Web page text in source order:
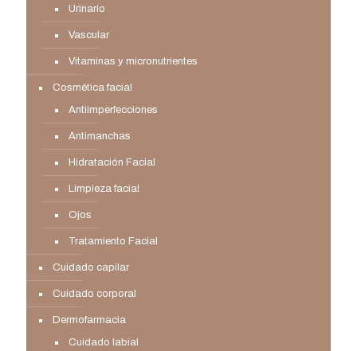
Urinario
Vascular
Vitaminas y micronutrientes
Cosmética facial
Antiimperfecciones
Antimanchas
Hidratación Facial
Limpieza facial
Ojos
Tratamiento Facial
Cuidado capilar
Cuidado corporal
Dermofarmacia
Cuidado labial